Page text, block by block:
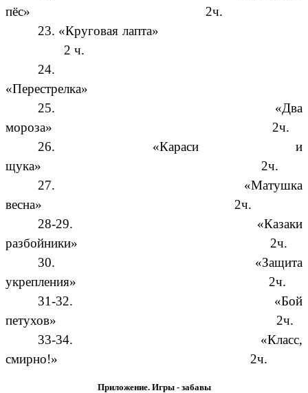
пёс» 2ч.
23. «Круговая лапта»
2 ч.
24.
«Перестрелка»
25. «Два
мороза» 2ч.
26. «Караси и
щука» 2ч.
27. «Матушка
весна» 2ч.
28-29. «Казаки
разбойники» 2ч.
30. «Защита
укрепления» 2ч.
31-32. «Бой
петухов» 2ч.
33-34. «Класс,
смирно!» 2ч.
Приложение. Игры - забавы